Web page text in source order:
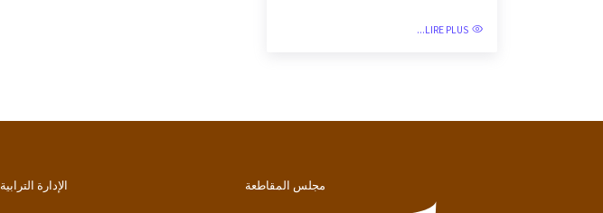
LIRE PLUS...
مجلس المقاطعة الإدارة الترابية